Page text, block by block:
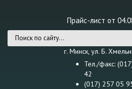
Прайс-лист от
Форма поискаг. Минск, ул. Б.
Тел./факс:
42
(017) 257 05